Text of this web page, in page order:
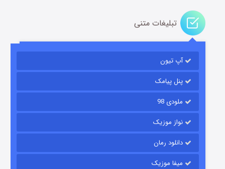
باب اسفنجی فصل ۱۷
قسمت۶ (زیرنویس) منتشر شد
تبلیغات متنی
آپ تیون
پنل پیامک
ملودی 98
نواز موزیک
دانلود رمان
میفا موزیک